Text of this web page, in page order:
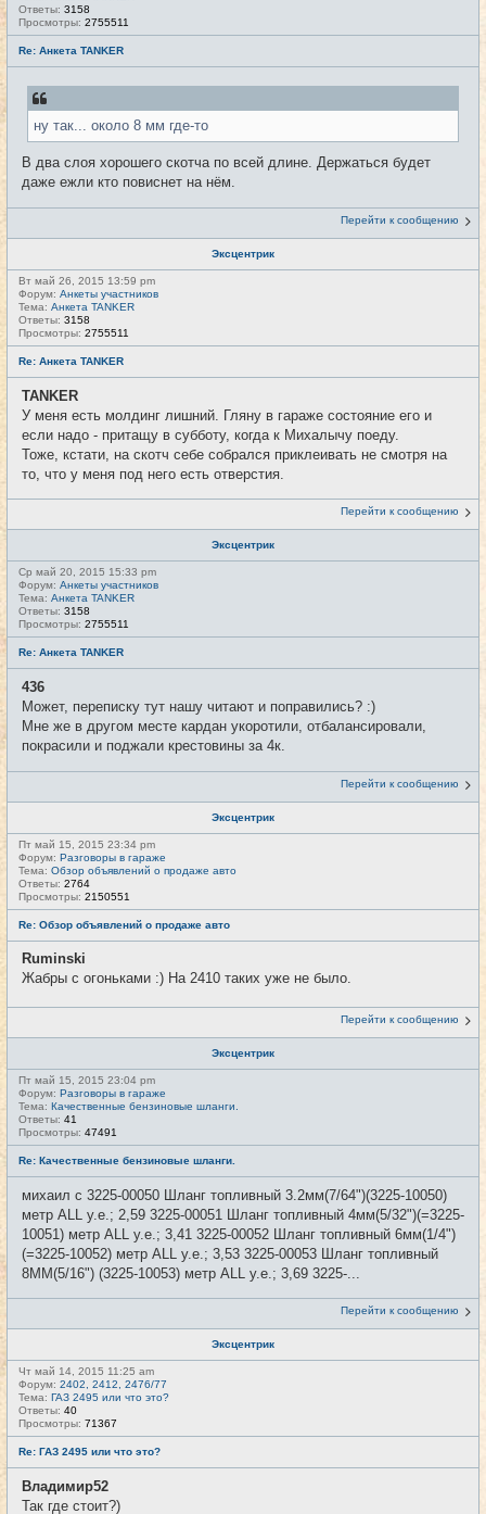
Ответы: 3158
Просмотры: 2755511
Re: Анкета TANKER
ну так... около 8 мм где-то
В два слоя хорошего скотча по всей длине. Держаться будет
даже ежли кто повиснет на нём.
Перейти к сообщению
Эксцентрик
Вт май 26, 2015 13:59 pm
Форум: Анкеты участников
Тема: Анкета TANKER
Ответы: 3158
Просмотры: 2755511
Re: Анкета TANKER
TANKER
У меня есть молдинг лишний. Гляну в гараже состояние его и
если надо - притащу в субботу, когда к Михалычу поеду.
Тоже, кстати, на скотч себе собрался приклеивать не смотря на
то, что у меня под него есть отверстия.
Перейти к сообщению
Эксцентрик
Ср май 20, 2015 15:33 pm
Форум: Анкеты участников
Тема: Анкета TANKER
Ответы: 3158
Просмотры: 2755511
Re: Анкета TANKER
436
Может, переписку тут нашу читают и поправились? :)
Мне же в другом месте кардан укоротили, отбалансировали,
покрасили и поджали крестовины за 4к.
Перейти к сообщению
Эксцентрик
Пт май 15, 2015 23:34 pm
Форум: Разговоры в гараже
Тема: Обзор объявлений о продаже авто
Ответы: 2764
Просмотры: 2150551
Re: Обзор объявлений о продаже авто
Ruminski
Жабры с огоньками :) На 2410 таких уже не было.
Перейти к сообщению
Эксцентрик
Пт май 15, 2015 23:04 pm
Форум: Разговоры в гараже
Тема: Качественные бензиновые шланги.
Ответы: 41
Просмотры: 47491
Re: Качественные бензиновые шланги.
михаил с 3225-00050 Шланг топливный 3.2мм(7/64")(3225-10050)
метр ALL у.е.; 2,59 3225-00051 Шланг топливный 4мм(5/32")(=3225-
10051) метр ALL у.е.; 3,41 3225-00052 Шланг топливный 6мм(1/4")
(=3225-10052) метр ALL у.е.; 3,53 3225-00053 Шланг топливный
8MM(5/16") (3225-10053) метр ALL у.е.; 3,69 3225-...
Перейти к сообщению
Эксцентрик
Чт май 14, 2015 11:25 am
Форум: 2402, 2412, 2476/77
Тема: ГАЗ 2495 или что это?
Ответы: 40
Просмотры: 71367
Re: ГАЗ 2495 или что это?
Владимир52
Так где стоит?)